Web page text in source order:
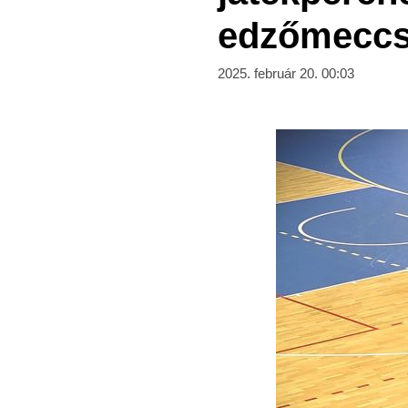
2025. február 20. 00:03